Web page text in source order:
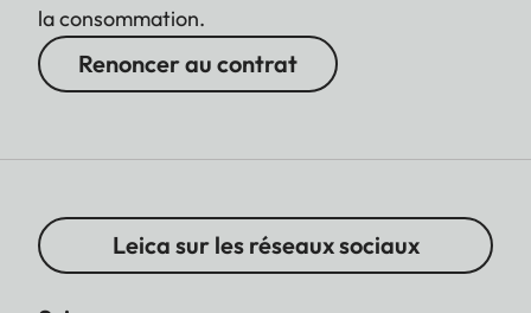
la consommation.
Renoncer au contrat
Leica sur les réseaux sociaux